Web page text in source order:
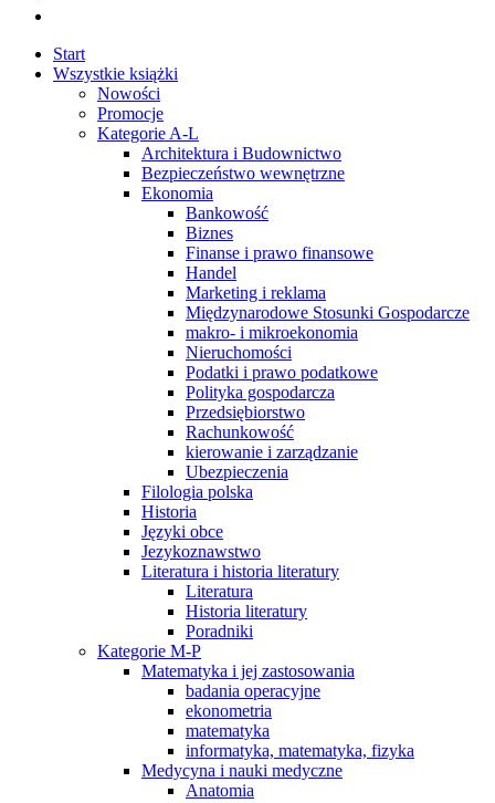
Start
Wszystkie książki
Nowości
Promocje
Kategorie A-L
Architektura i Budownictwo
Bezpieczeństwo wewnętrzne
Ekonomia
Bankowość
Biznes
Finanse i prawo finansowe
Handel
Marketing i reklama
Międzynarodowe Stosunki Gospodarcze
makro- i mikroekonomia
Nieruchomości
Podatki i prawo podatkowe
Polityka gospodarcza
Przedsiębiorstwo
Rachunkowość
kierowanie i zarządzanie
Ubezpieczenia
Filologia polska
Historia
Języki obce
Jezykoznawstwo
Literatura i historia literatury
Literatura
Historia literatury
Poradniki
Kategorie M-P
Matematyka i jej zastosowania
badania operacyjne
ekonometria
matematyka
informatyka, matematyka, fizyka
Medycyna i nauki medyczne
Anatomia